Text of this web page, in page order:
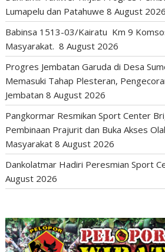
Lumapelu dan Patahuwe 8 August 2026
Babinsa 1513-03/Kairatu Km 9
Masyarakat. 8 August 2026
Progres Jembatan Garuda di Desa
Memasuki Tahap Plesteran,
Jembatan 8 August 2026
Pangkormar Resmikan Sport Center
Pembinaan Prajurit dan Buka Akses
Masyarakat 8 August 2026
Dankolatmar Hadiri Peresmian Sport
August 2026